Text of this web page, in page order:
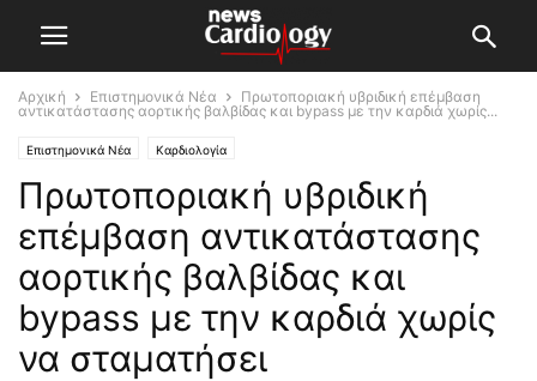
Αρχική Επιστημονικά Νέα
Πρωτοποριακή υβριδική επέμβαση
αντικατάστασης αορτικής βαλβίδας και bypass με την καρδιά χωρίς...
Επιστημονικά Νέα Καρδιολογία
Πρωτοποριακή υβριδική
επέμβαση αντικατάστασης
αορτικής βαλβίδας και
bypass με την καρδιά χωρίς
να σταματήσει